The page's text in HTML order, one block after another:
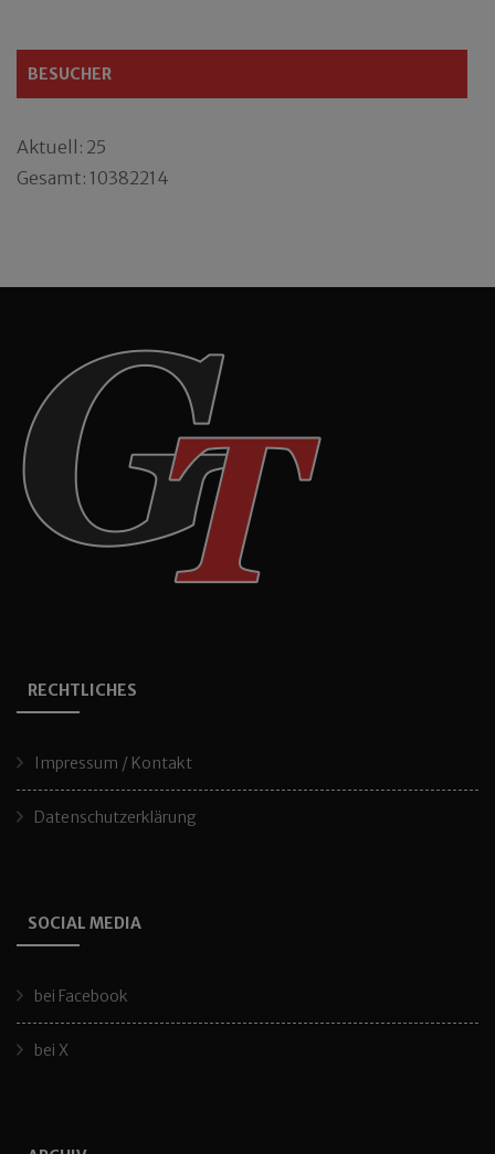
BESUCHER
Aktuell: 25
Gesamt: 10382214
RECHTLICHES
Impressum / Kontakt
Datenschutzerklärung
SOCIAL MEDIA
bei Facebook
bei X